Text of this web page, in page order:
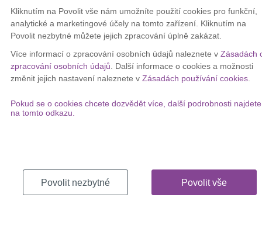
když se snažíme v tom všem vyznat. V Době datové je důležité víc
než kdykoliv předtímověřovat informace, které k nám proudí - na
mé malbě Amor eliminuje Fake News. Ve vrchní části obrazu
vidíme smajlíka ze dvou částí - tím jsem chtěl znázornit, že za
každým emoji, které vidíme, je člověk, osobnost,"shrnul svůj
pohled na Dobu datovou mladý výtvarník.
Operátor jej využije k šíření nové nabídky po sociálníh sítích. Dílo
Kliknutím na Povolit vše nám umožníte použití cookies pro funkční,
analytické a marketingové účely na tomto zařízení. Kliknutím na
Povolit nezbytné můžete jejich zpracování úplně zakázat.
Více informací o zpracování osobních údajů naleznete v Zásadách
zpracování osobních údajů. Další informace o cookies a možnosti
změnit jejich nastavení naleznete v Zásadách používání cookies.
Pokud se o cookies chcete dozvědět více, další podrobnosti najdete
na tomto odkazu.
Povolit nezbytné Povolit vše